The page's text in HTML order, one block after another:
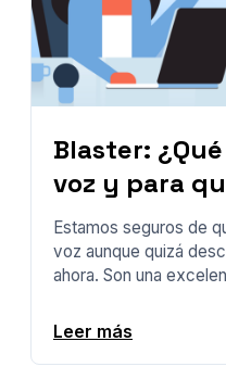
Blaster:
voz y para
Estamos seguros de
voz aunque quizá
ahora. Son una
Leer más